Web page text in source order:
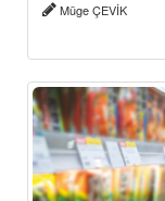
Müge ÇEVİK